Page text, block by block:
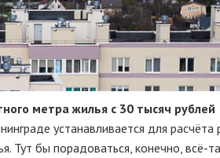
метра жилья с 30 тысяч рублей
устанавливается для расчёта
Тут бы порадоваться, конечно, всё-